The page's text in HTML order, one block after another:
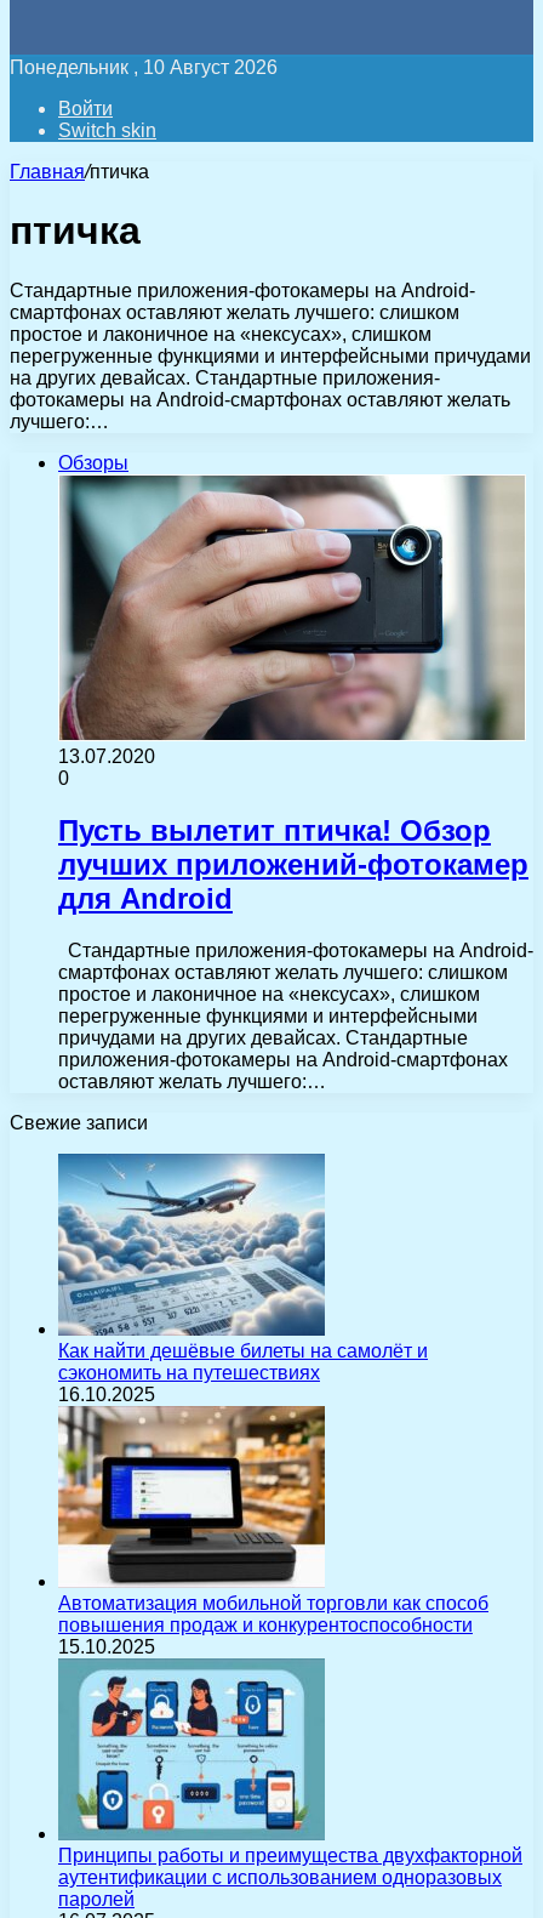
Понедельник , 10 Август 2026
Войти
Switch skin
Главная/птичка
птичка
Стандартные приложения-фотокамеры на Android-
смартфонах оставляют желать лучшего: слишком
простое и лаконичное на «нексусах», слишком
перегруженные функциями и интерфейсными причудами
на других девайсах. Стандартные приложения-
фотокамеры на Android-смартфонах оставляют желать
лучшего:…
Обзоры
13.07.2020
0
Пусть вылетит птичка! Обзор
лучших приложений-фотокамер
для Android
Стандартные приложения-фотокамеры на Android-
смартфонах оставляют желать лучшего: слишком
простое и лаконичное на «нексусах», слишком
перегруженные функциями и интерфейсными
причудами на других девайсах. Стандартные
приложения-фотокамеры на Android-смартфонах
оставляют желать лучшего:…
Свежие записи
Как найти дешёвые билеты на самолёт и
сэкономить на путешествиях
16.10.2025
Автоматизация мобильной торговли как способ
повышения продаж и конкурентоспособности
15.10.2025
Принципы работы и преимущества двухфакторной
аутентификации с использованием одноразовых
паролей